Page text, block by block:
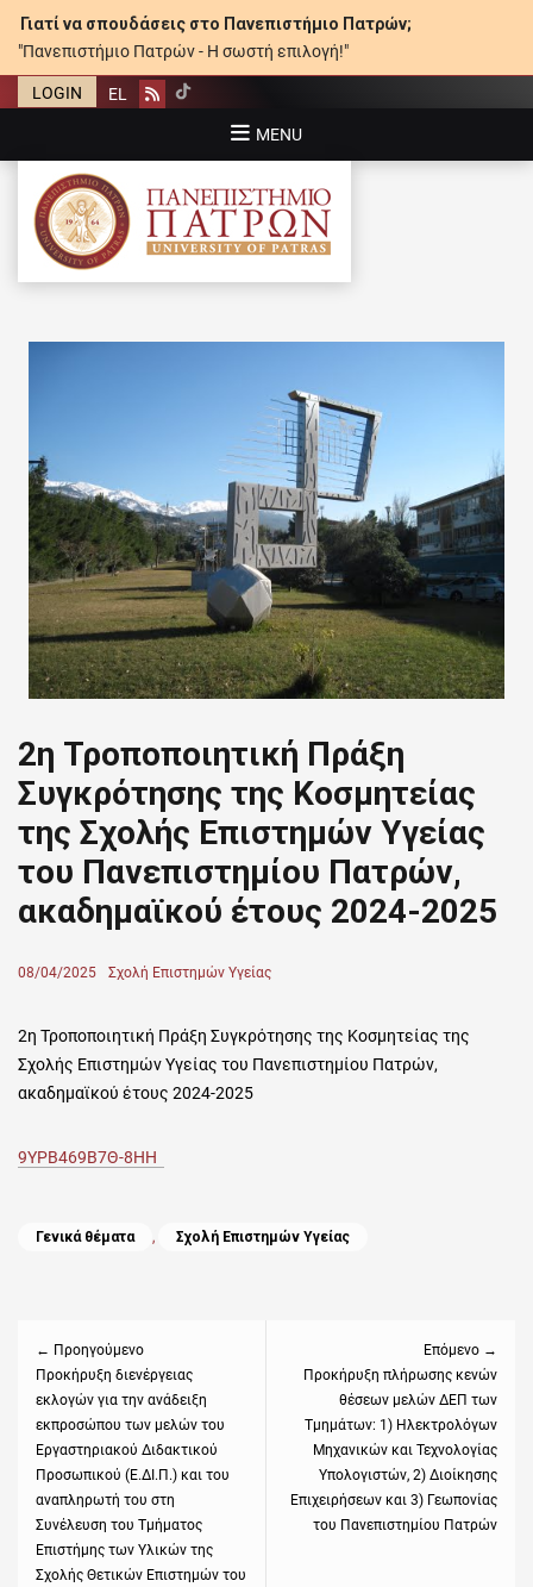
Γιατί να σπουδάσεις στο Πανεπιστήμιο Πατρών;
"Πανεπιστήμιο Πατρών - Η σωστή επιλογή!"
LOGIN EL Rss
MENU
ΠΑΝΕΠΙΣΤΉΜΙΟ ΠΑΤΡΏΝ
2η Τροποποιητική Πράξη
Συγκρότησης της Κοσμητείας
της Σχολής Επιστημών Υγείας
του Πανεπιστημίου Πατρών,
ακαδημαϊκού έτους 2024-2025
Posted
08/04/2025 Author
Σχολή Επιστημών Υγείας
2η Τροποποιητική Πράξη Συγκρότησης της Κοσμητείας της
Σχολής Επιστημών Υγείας του Πανεπιστημίου Πατρών,
ακαδημαϊκού έτους 2024-2025
9ΥΡΒ469Β7Θ-8ΗΗ
Categories
Γενικά θέματα , Σχολή Επιστημών Υγείας
← Προηγούμενο
Previous
post:
Προκήρυξη διενέργειας
εκλογών για την ανάδειξη
εκπροσώπου των μελών του
Εργαστηριακού Διδακτικού
Προσωπικού (Ε.ΔΙ.Π.) και του
αναπληρωτή του στη
Συνέλευση του Τμήματος
Επιστήμης των Υλικών της
Σχολής Θετικών Επιστημών του
Επόμενο →
NextΠροκήρυξη πλήρωσης κενών
θέσεων μελών ΔΕΠ των
Τμημάτων: 1) Ηλεκτρολόγων
Μηχανικών και Τεχνολογίας
Υπολογιστών, 2) Διοίκησης
Επιχειρήσεων και 3) Γεωπονίας
του Πανεπιστημίου Πατρών